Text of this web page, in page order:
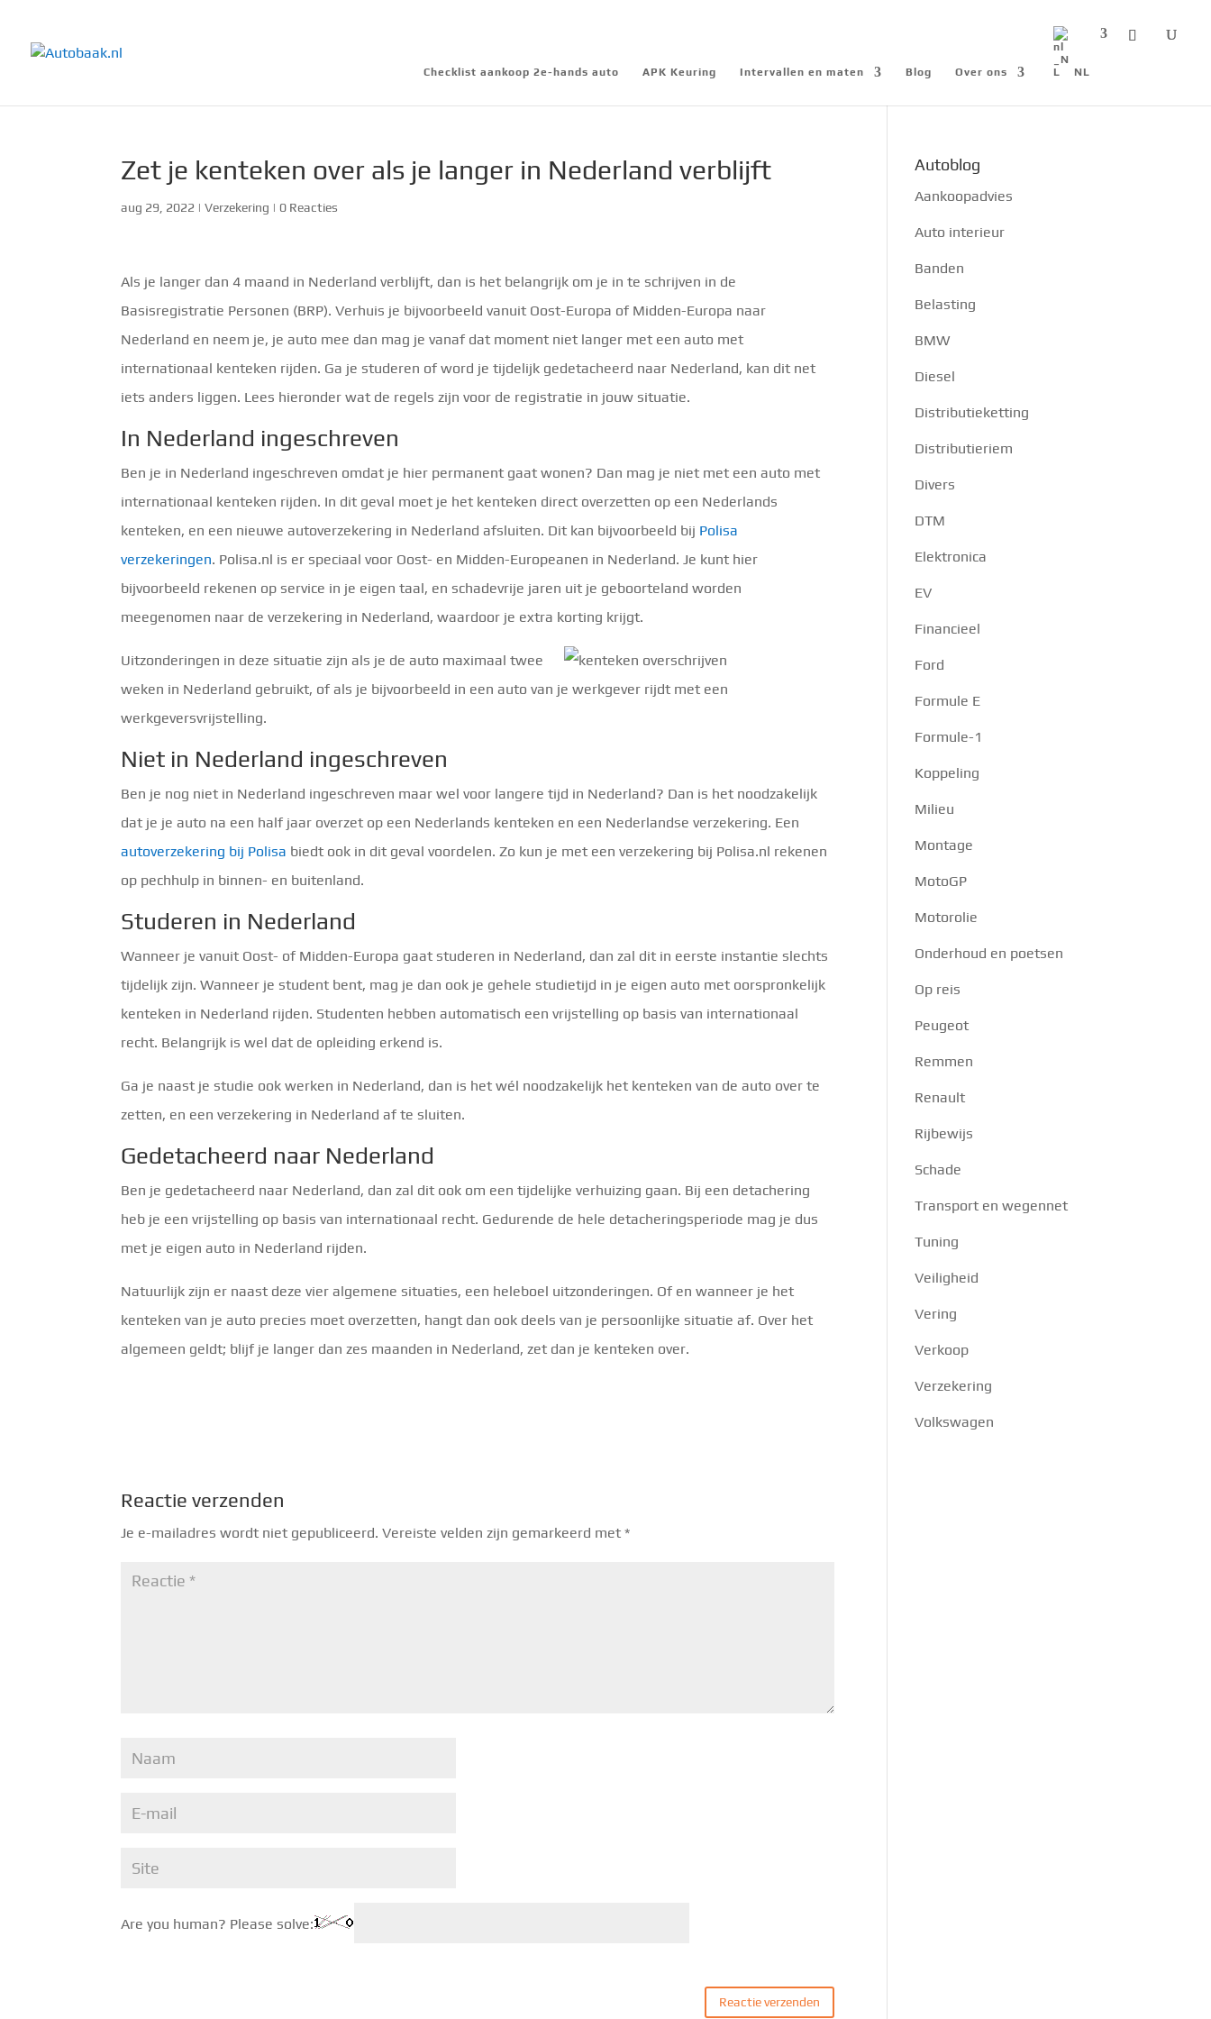
Checklist aankoop 2e-hands auto APK Keuring Intervallen en maten Blog Over ons NL
Zet je kenteken over als je langer in Nederland verblijft
aug 29, 2022 |Verzekering | 0 Reacties
Als je langer dan 4 maand in Nederland verblijft, dan is het belangrijk om je in te schrijven in de
Basisregistratie Personen (BRP). Verhuis je bijvoorbeeld vanuit Oost-Europa of Midden-Europa naar
Nederland en neem je, je auto mee dan mag je vanaf dat moment niet langer met een auto met
internationaal kenteken rijden. Ga je studeren of word je tijdelijk gedetacheerd naar Nederland, kan dit net
iets anders liggen. Lees hieronder wat de regels zijn voor de registratie in jouw situatie.
In Nederland ingeschreven
Ben je in Nederland ingeschreven omdat je hier permanent gaat wonen? Dan mag je niet met een auto met
internationaal kenteken rijden. In dit geval moet je het kenteken direct overzetten op een Nederlands
kenteken, en een nieuwe autoverzekering in Nederland afsluiten. Dit kan bijvoorbeeld bij Polisa
verzekeringen. Polisa.nl is er speciaal voor Oost- en Midden-Europeanen in Nederland. Je kunt hier
bijvoorbeeld rekenen op service in je eigen taal, en schadevrije jaren uit je geboorteland worden
meegenomen naar de verzekering in Nederland, waardoor je extra korting krijgt.
Uitzonderingen in deze situatie zijn als je de auto maximaal twee
weken in Nederland gebruikt, of als je bijvoorbeeld in een auto van je werkgever rijdt met een
werkgeversvrijstelling.
Niet in Nederland ingeschreven
Ben je nog niet in Nederland ingeschreven maar wel voor langere tijd in Nederland? Dan is het noodzakelijk
dat je je auto na een half jaar overzet op een Nederlands kenteken en een Nederlandse verzekering. Een
autoverzekering bij Polisa biedt ook in dit geval voordelen. Zo kun je met een verzekering bij Polisa.nl rekenen
op pechhulp in binnen- en buitenland.
Studeren in Nederland
Wanneer je vanuit Oost- of Midden-Europa gaat studeren in Nederland, dan zal dit in eerste instantie slechts
tijdelijk zijn. Wanneer je student bent, mag je dan ook je gehele studietijd in je eigen auto met oorspronkelijk
kenteken in Nederland rijden. Studenten hebben automatisch een vrijstelling op basis van internationaal
recht. Belangrijk is wel dat de opleiding erkend is.
Ga je naast je studie ook werken in Nederland, dan is het wél noodzakelijk het kenteken van de auto over te
zetten, en een verzekering in Nederland af te sluiten.
Gedetacheerd naar Nederland
Ben je gedetacheerd naar Nederland, dan zal dit ook om een tijdelijke verhuizing gaan. Bij een detachering
heb je een vrijstelling op basis van internationaal recht. Gedurende de hele detacheringsperiode mag je dus
met je eigen auto in Nederland rijden.
Natuurlijk zijn er naast deze vier algemene situaties, een heleboel uitzonderingen. Of en wanneer je het
kenteken van je auto precies moet overzetten, hangt dan ook deels van je persoonlijke situatie af. Over het
algemeen geldt; blijf je langer dan zes maanden in Nederland, zet dan je kenteken over.
Reactie verzenden
Je e-mailadres wordt niet gepubliceerd. Vereiste velden zijn gemarkeerd met*
Are you human? Please solve:
Autoblog
Aankoopadvies
Auto interieur
Banden
Belasting
BMW
Diesel
Distributieketting
Distributieriem
Divers
DTM
Elektronica
EV
Financieel
Ford
Formule E
Formule-1
Koppeling
Milieu
Montage
MotoGP
Motorolie
Onderhoud en poetsen
Op reis
Peugeot
Remmen
Renault
Rijbewijs
Schade
Transport en wegennet
Tuning
Veiligheid
Vering
Verkoop
Verzekering
Volkswagen